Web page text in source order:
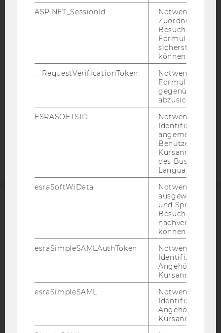
BARRIEREFREIHEITSERKLÄRUNG WEBSEITE
DATENSCHUTZERKLÄRUNG
DATENSCHUTZERKLÄRUNG SOCIAL MEDIA
DATENSCHUTZERKLÄRUNG
STUDIENBEWERBER*INNEN UND STUDIERENDE
COOKIE EINSTELLUNGEN
Barrierefreiheitserklärung
ASP.NET_SessionId
Notwendig, um
Zuordnung von
Besucher zu
sicherstellen zu
können.
__RequestVerificationToken
Notwendig, um
gegenüber
abzusichern.
ESRASOFTSID
Notwendig zur
Identifizierung
angemeldeten
Benutzers im
des Business
Language
esraSoftWiData
Notwendig um
ausgewählte
und
Besuchers
nachverfolgen
können.
esraSimpleSAMLAuthToken
Notwendig zur
Identifizierung
Angehörige/r für
Kursanmeldung.
esraSimpleSAML
Notwendig zur
Identifizierung
Angehörige/r für
Kursanmeldung.